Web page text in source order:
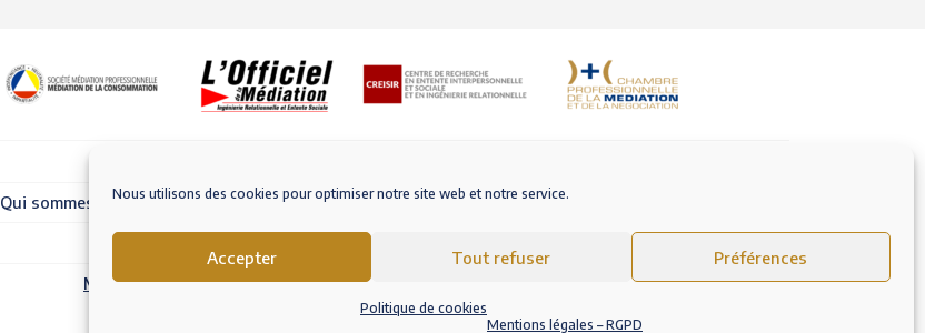
Nous utilisons des cookies pour optimiser notre site web et notre service.
Accepter Tout refuser Préférences
Politique de cookies
Mentions légales – RGPD
Qui sommes-nous Nous contacter M'inscrire sur AlloMediateur
Mentions légales – RGPD Conditions Générales d’Utilisation Politique de cookies (EU)